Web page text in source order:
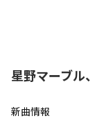
星野マーブル
新曲情報